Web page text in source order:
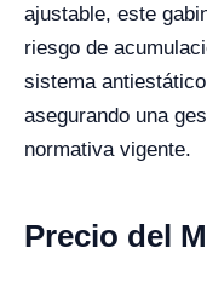
ajustable, este
riesgo de
sistema
asegurando una
normativa vigente.
Precio del